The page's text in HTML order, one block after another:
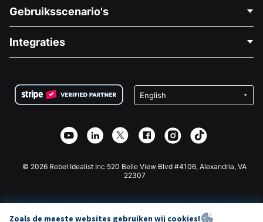
Over Ons
Vacatures
Privacy
Affiliate Partnerschap
Gebruiksscenario's
Medische Fondsenwerving
Goede Doelen Fondsenwerving
Integraties
Wix Donatie Plugin
Webflow Donatie App
Joomla Donatie
© 2026 Rebel Idealist Inc 520 Belle View Blvd #4106, Alexandria, VA
22307
Zoals de meeste websites gebruiken wij cookies!